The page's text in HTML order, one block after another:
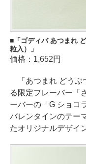
「ゴディバ あつまれ
粒入）」
価格：1,652円
「あつまれ どうぶ
る限定フレーバー「
ーバーの「G ショコ
バレンタインのテー
たオリジナルデザイ